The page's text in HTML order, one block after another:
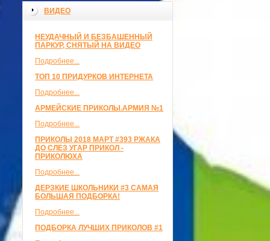
ВИДЕО
НЕУДАЧНЫЙ И БЕЗБАШЕННЫЙ
ПАРКУР, СНЯТЫЙ НА ВИДЕО
Подробнее...
ТОП 10 ПРИДУРКОВ ИНТЕРНЕТА
Подробнее...
АРМЕЙСКИЕ ПРИКОЛЫ.АРМИЯ №1
Подробнее...
ПРИКОЛЫ 2018 МАРТ #393 РЖАКА
ДО СЛЕЗ УГАР ПРИКОЛ -
ПРИКОЛЮХА
Подробнее...
ДЕРЗКИЕ ШКОЛЬНИКИ #3 САМАЯ
БОЛЬШАЯ ПОДБОРКА!
Подробнее...
ПОДБОРКА ЛУЧШИХ ПРИКОЛОВ #1